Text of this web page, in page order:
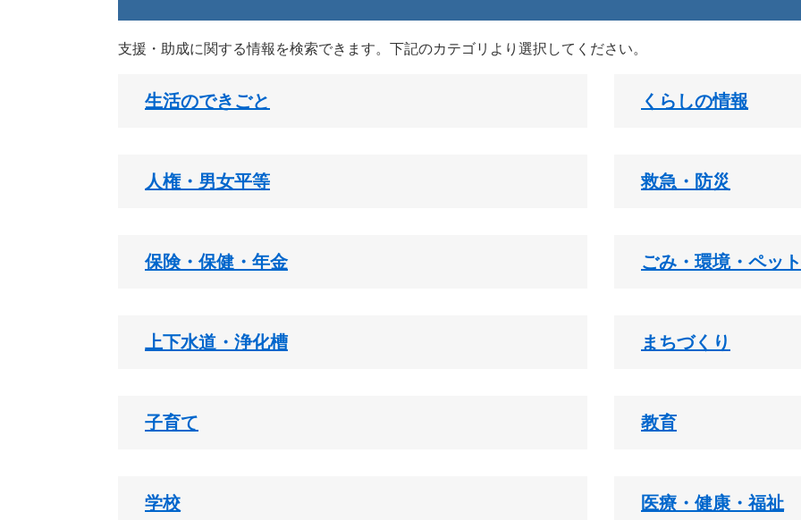
支援・助成に関する情報を検索できます。下記のカテゴリより選択してください。
生活のできごと くらしの情報
人権・男女平等 救急・防災
保険・保健・年金 ごみ・環境・ペット
上下水道・浄化槽 まちづくり
子育て 教育
学校 医療・健康・福祉